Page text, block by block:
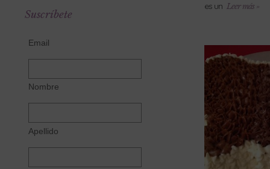
Suscríbete
Email
Nombre
Apellido
es un Leer más »